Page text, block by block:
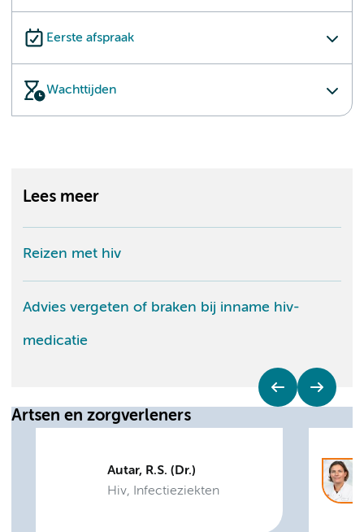
Eerste afspraak
Wachttijden
Lees meer
Reizen met hiv
Advies vergeten of braken bij inname hiv-
medicatie
Artsen en zorgverleners
Autar, R.S. (Dr.)
Hiv, Infectieziekten